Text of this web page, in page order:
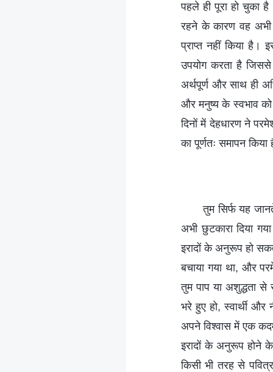
पहले ही पूरा हो चुका
रहने के कारण वह अभी
प्राप्त नहीं किया
उपयोग करता है
अर्थपूर्ण और साथ ही
और मनुष्य के स्वभाव
दिनों में देहधारण ने
का पूर्णतः समापन किया
तुम सिर्फ यह
अभी छुटकारा दिया
इरादों के अनुरूप हो
बचाया गया था, और
तुम पाप या अशुद्धता से
भरे हुए हो, स्वार्थी
अपने विश्वास में एक
इरादों के अनुरूप होने के
किसी भी तरह से